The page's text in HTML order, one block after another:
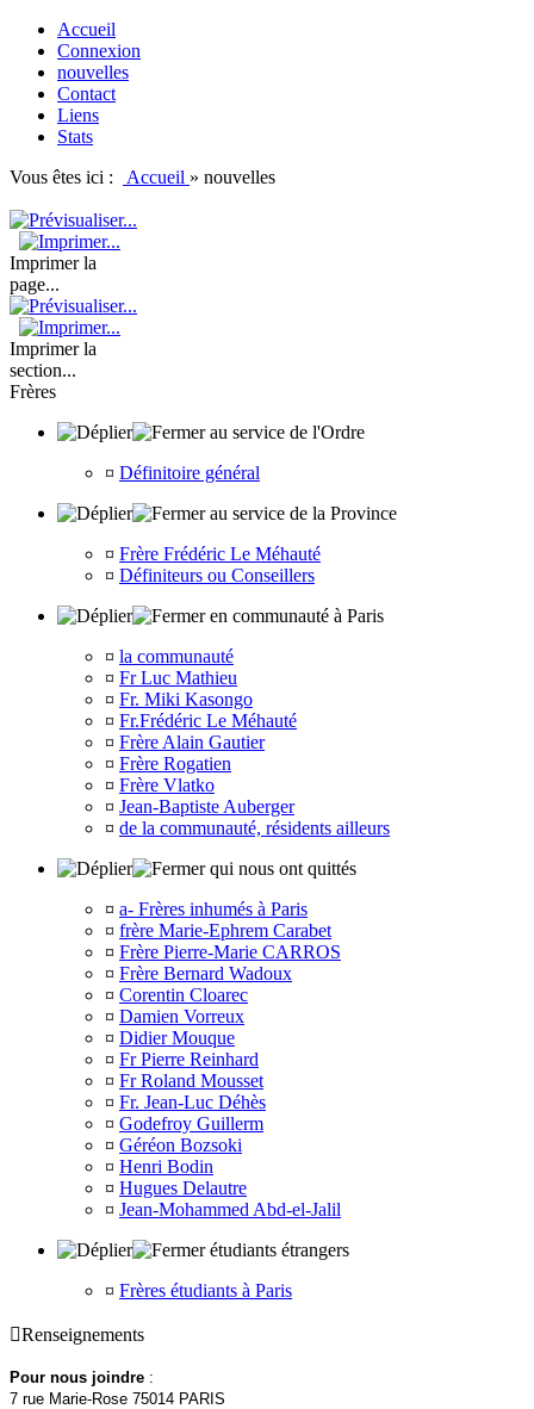
Accueil
Connexion
nouvelles
Contact
Liens
Stats
Vous êtes ici :
Accueil » nouvelles
Imprimer la
page...
Imprimer la
section...
Frères
au service de l'Ordre
¤ Définitoire général
au service de la Province
¤ Frère Frédéric Le Méhauté
¤ Définiteurs ou Conseillers
en communauté à Paris
¤ la communauté
¤ Fr Luc Mathieu
¤ Fr. Miki Kasongo
¤ Fr.Frédéric Le Méhauté
¤ Frère Alain Gautier
¤ Frère Rogatien
¤ Frère Vlatko
¤ Jean-Baptiste Auberger
¤ de la communauté, résidents ailleurs
qui nous ont quittés
¤ a- Frères inhumés à Paris
¤ frère Marie-Ephrem Carabet
¤ Frère Pierre-Marie CARROS
¤ Frère Bernard Wadoux
¤ Corentin Cloarec
¤ Damien Vorreux
¤ Didier Mouque
¤ Fr Pierre Reinhard
¤ Fr Roland Mousset
¤ Fr. Jean-Luc Déhès
¤ Godefroy Guillerm
¤ Géréon Bozsoki
¤ Henri Bodin
¤ Hugues Delautre
¤ Jean-Mohammed Abd-el-Jalil
étudiants étrangers
¤ Frères étudiants à Paris
Renseignements
Pour nous joindre :
7 rue Marie-Rose 75014 PARIS